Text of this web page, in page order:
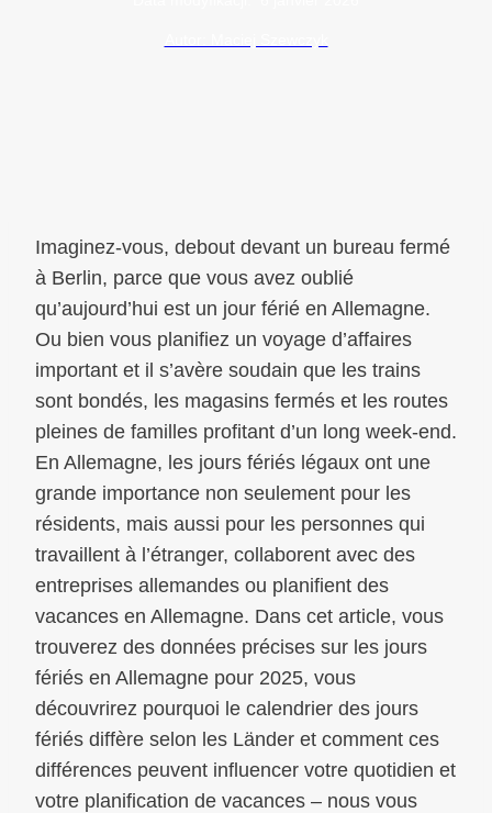
Imaginez-vous, debout devant un bureau fermé
à Berlin, parce que vous avez oublié
qu’aujourd’hui est un jour férié en Allemagne.
Ou bien vous planifiez un voyage d’affaires
important et il s’avère soudain que les trains
sont bondés, les magasins fermés et les routes
pleines de familles profitant d’un long week-end.
En Allemagne, les jours fériés légaux ont une
grande importance non seulement pour les
résidents, mais aussi pour les personnes qui
travaillent à l’étranger, collaborent avec des
entreprises allemandes ou planifient des
vacances en Allemagne. Dans cet article, vous
trouverez des données précises sur les jours
fériés en Allemagne pour 2025, vous
découvrirez pourquoi le calendrier des jours
fériés diffère selon les Länder et comment ces
différences peuvent influencer votre quotidien et
votre planification de vacances – nous vous